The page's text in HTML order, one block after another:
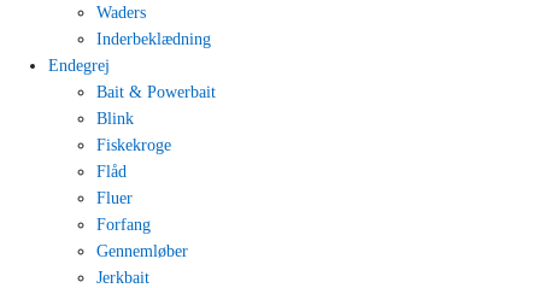
Waders
Inderbeklædning
Endegrej
Bait & Powerbait
Blink
Fiskekroge
Flåd
Fluer
Forfang
Gennemløber
Jerkbait